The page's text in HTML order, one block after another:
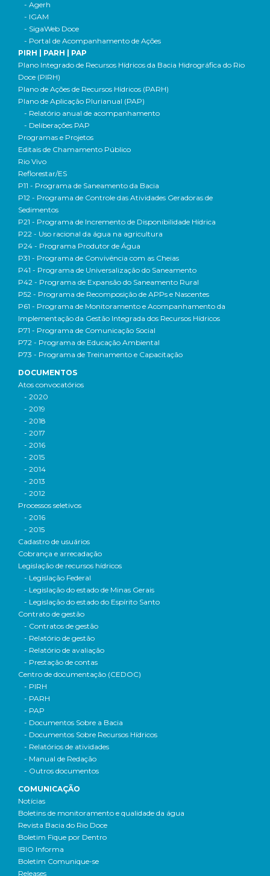
- Agerh
- IGAM
- SigaWeb Doce
- Portal de Acompanhamento de Ações
PIRH | PARH | PAP
Plano Integrado de Recursos Hídricos da Bacia Hidrográfica do Rio
Doce (PIRH)
Plano de Ações de Recursos Hídricos (PARH)
Plano de Aplicação Plurianual (PAP)
- Relatório anual de acompanhamento
- Deliberações PAP
Programas e Projetos
Editais de Chamamento Público
Rio Vivo
Reflorestar/ES
P11 - Programa de Saneamento da Bacia
P12 - Programa de Controle das Atividades Geradoras de
Sedimentos
P21 - Programa de Incremento de Disponibilidade Hídrica
P22 - Uso racional da água na agricultura
P24 - Programa Produtor de Água
P31 - Programa de Convivência com as Cheias
P41 - Programa de Universalização do Saneamento
P42 - Programa de Expansão do Saneamento Rural
P52 - Programa de Recomposição de APPs e Nascentes
P61 - Programa de Monitoramento e Acompanhamento da
Implementação da Gestão Integrada dos Recursos Hídricos
P71 - Programa de Comunicação Social
P72 - Programa de Educação Ambiental
P73 - Programa de Treinamento e Capacitação
DOCUMENTOS
Atos convocatórios
- 2020
- 2019
- 2018
- 2017
- 2016
- 2015
- 2014
- 2013
- 2012
Processos seletivos
- 2016
- 2015
Cadastro de usuários
Cobrança e arrecadação
Legislação de recursos hídricos
- Legislação Federal
- Legislação do estado de Minas Gerais
- Legislação do estado do Espírito Santo
Contrato de gestão
- Contratos de gestão
- Relatório de gestão
- Relatório de avaliação
- Prestação de contas
Centro de documentação (CEDOC)
- PIRH
- PARH
- PAP
- Documentos Sobre a Bacia
- Documentos Sobre Recursos Hídricos
- Relatórios de atividades
- Manual de Redação
- Outros documentos
COMUNICAÇÃO
Notícias
Boletins de monitoramento e qualidade da água
Revista Bacia do Rio Doce
Boletim Fique por Dentro
IBIO Informa
Boletim Comunique-se
Releases